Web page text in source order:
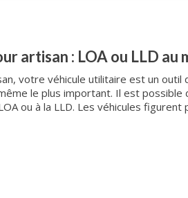
artisan : LOA ou LLD au
votre véhicule utilitaire est un outil
le plus important. Il est possible
ou à la LLD. Les véhicules figurent